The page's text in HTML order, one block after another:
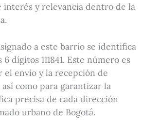
interés y relevancia dentro de la
a este barrio se identifica
dígitos 111841. Este número es
el envío y la recepción de
como para garantizar la
precisa de cada dirección
urbano de Bogotá.